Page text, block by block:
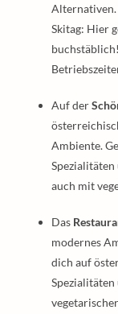
Alternativen.
Skitag: Hier
Auf der
Ambiente.
auch mit
Das
modernes
dich auf